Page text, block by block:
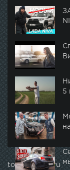
5
topautotube.ru